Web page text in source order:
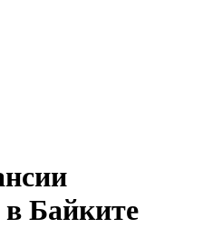
Байките